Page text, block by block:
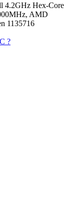
4.2GHz Hex-Core
AMD
1135716
?